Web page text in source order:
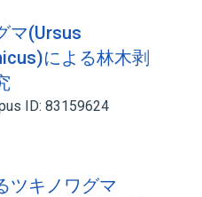
マ(Ursus
による林木剥
ID: 83159624
ツキノワグマ